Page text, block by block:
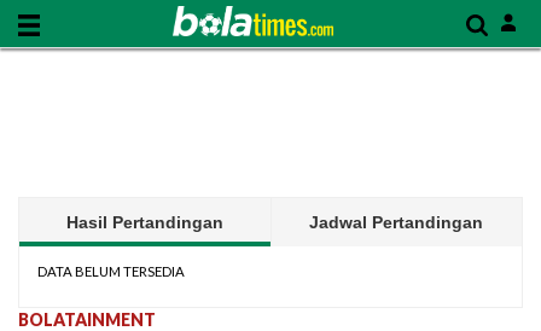
Hasil Pertandingan Jadwal Pertandingan
DATA BELUM TERSEDIA
BOLATAINMENT